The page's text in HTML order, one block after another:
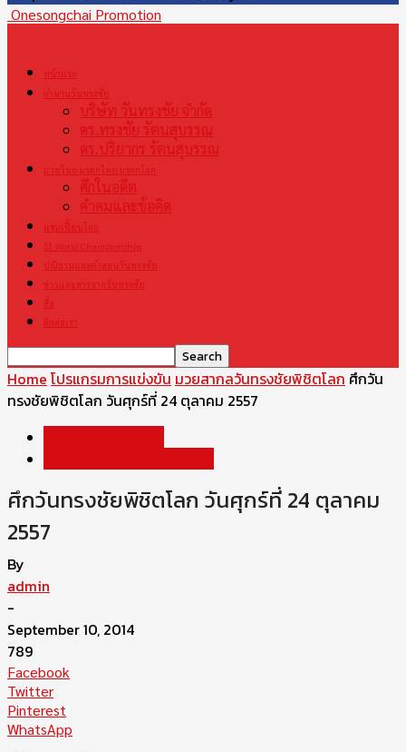
Onesongchai Promotion
หน้าแรก
ตำนานวันทรงชัย
บริษัท วันทรงชัย จำกัด
ดร.ทรงชัย รัตนสุบรรณ
ดร.ปริยากร รัตนสุบรรณ
มวยไทย มรดกไทย มรดกโลก
ศึกในอดีต
คำคมและข้อคิด
แชมเปี้ยนโลก
S1 World Championship
ปณิธานและคำสอนวันทรงชัย
ข่าวและสารจากวันทรงชัย
สื่อ
ติดต่อเรา
Home โปรแกรมการแข่งขัน มวยสากลวันทรงชัยพิชิตโลก ศึกวัน
ทรงชัยพิชิตโลก วันศุกร์ที่ 24 ตุลาคม 2557
ศึกวันทรงชัยพิชิตโลก วันศุกร์ที่ 24 ตุลาคม
2557
By
admin
-
September 10, 2014
789
Facebook
Twitter
Pinterest
WhatsApp